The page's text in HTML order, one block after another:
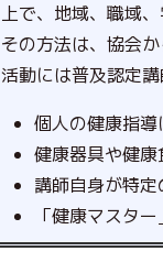
上で、地域、職域
その方法は、協会
活動には普及認定
個人の健康指
健康器具や健
講師自身が特
「健康マスタ